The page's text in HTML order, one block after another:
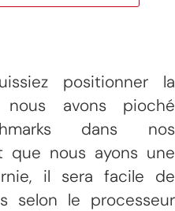
positionner la
nous avons pioché
dans nos
que nous ayons une
il sera facile de
selon le processeur